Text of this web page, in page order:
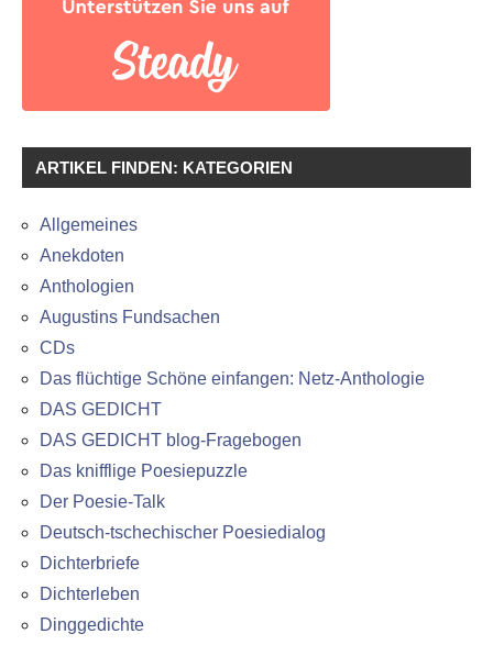
ARTIKEL FINDEN: KATEGORIEN
Allgemeines
Anekdoten
Anthologien
Augustins Fundsachen
CDs
Das flüchtige Schöne einfangen: Netz-Anthologie
DAS GEDICHT
DAS GEDICHT blog-Fragebogen
Das knifflige Poesiepuzzle
Der Poesie-Talk
Deutsch-tschechischer Poesiedialog
Dichterbriefe
Dichterleben
Dinggedichte